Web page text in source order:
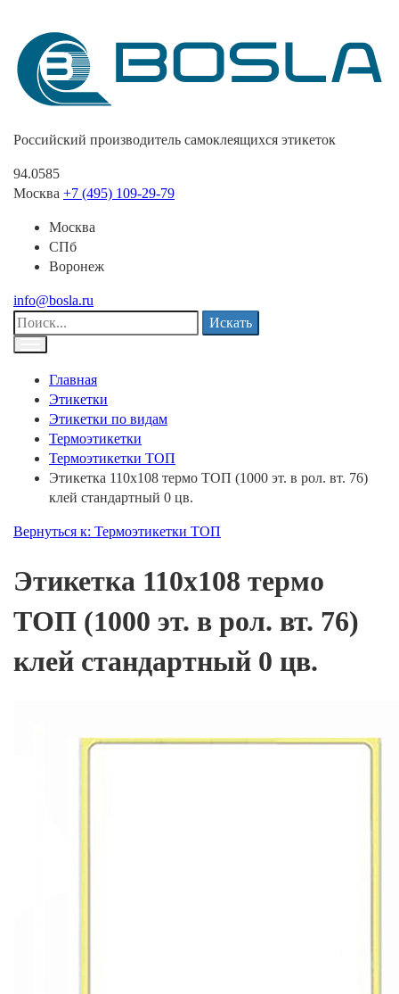
Российский производитель самоклеящихся этикеток
94.0585
Москва +7 (495) 109-29-79
Москва
СПб
Воронеж
info@bosla.ru
Искать
Главная
Этикетки
Этикетки по видам
Термоэтикетки
Термоэтикетки ТОП
Этикетка 110х108 термо ТОП (1000 эт. в рол. вт. 76)
клей стандартный 0 цв.
Вернуться к: Термоэтикетки ТОП
Этикетка 110х108 термо
ТОП (1000 эт. в рол. вт. 76)
клей стандартный 0 цв.